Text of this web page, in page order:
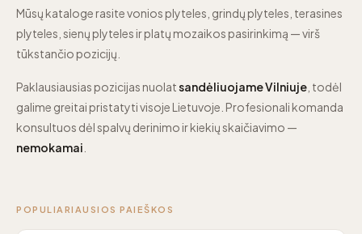
Mūsų kataloge rasite vonios plyteles, grindų plyteles, terasines
plyteles, sienų plyteles ir platų mozaikos pasirinkimą — virš
tūkstančio pozicijų.
Paklausiausias pozicijas nuolatsandėliuojame Vilniuje , todėl
galime greitai pristatyti visoje Lietuvoje. Profesionali komanda
konsultuos dėl spalvų derinimo ir kiekių skaičiavimo —
nemokamai
POPULIARIAUSIOS PAIEŠKOS